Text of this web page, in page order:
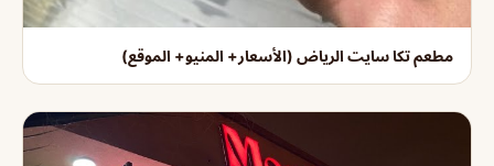
مطعم تكا سايت الرياض (الأسعار+ المنيو+ الموقع)